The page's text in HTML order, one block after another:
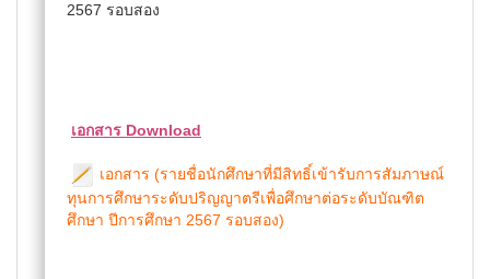
2567 รอบสอง
เอกสาร Download
เอกสาร (รายชื่อนักศึกษาที่มีสิทธิ์เข้ารับการสัมภาษณ์
ทุนการศึกษาระดับปริญญาตรีเพื่อศึกษาต่อระดับบัณฑิต
ศึกษา ปีการศึกษา 2567 รอบสอง)